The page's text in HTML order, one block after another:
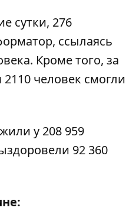
сутки, 276
, ссылаясь
Кроме того, за
человек смогли
у 208 959
92 360